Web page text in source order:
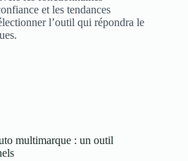
et les tendances
l’outil qui répondra le
multimarque : un outil